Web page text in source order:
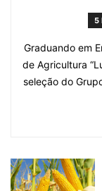
5
Graduando em
de Agricultura
seleção do